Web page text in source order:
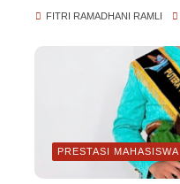
Indonesia
FITRI RAMADHANI RAMLI
PRESTASI MAHASISWA